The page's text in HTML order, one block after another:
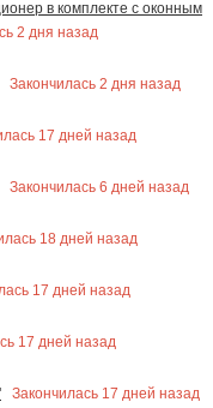
в комплекте с оконным
2 дня назад
Закончилась 2 дня назад
17 дней назад
Закончилась 6 дней назад
18 дней назад
17 дней назад
17 дней назад
Закончилась 17 дней назад